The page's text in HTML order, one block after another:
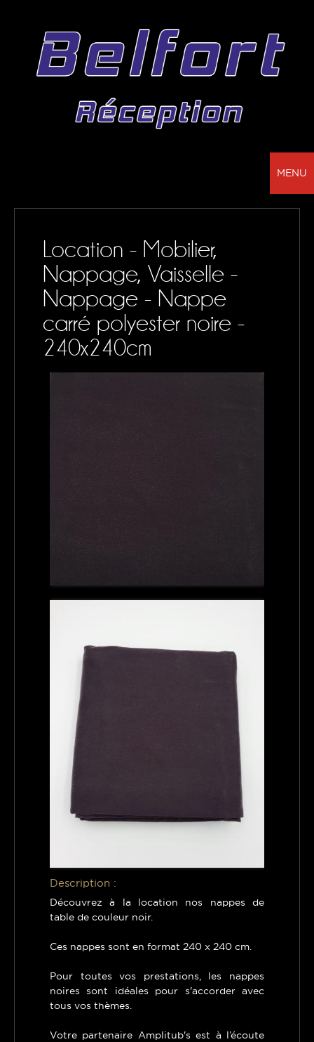
MENU
BELFORT RÉCEPTION - VOTRE PARTENAIRE
SONORISATION, VAISSELLE ET NAPPAGE
NOS RÉALISATIONS
CONTACTS
MON PANIER
Location - Mobilier,
Nappage, Vaisselle -
Nappage - Nappe
carré polyester noire -
240x240cm
Description :
Découvrez à la location nos nappes de
table de couleur noir.
Ces nappes sont en format 240 x 240 cm.
Pour toutes vos prestations, les nappes
noires sont idéales pour s'accorder avec
tous vos thèmes.
Votre partenaire Amplitub's est à l’écoute